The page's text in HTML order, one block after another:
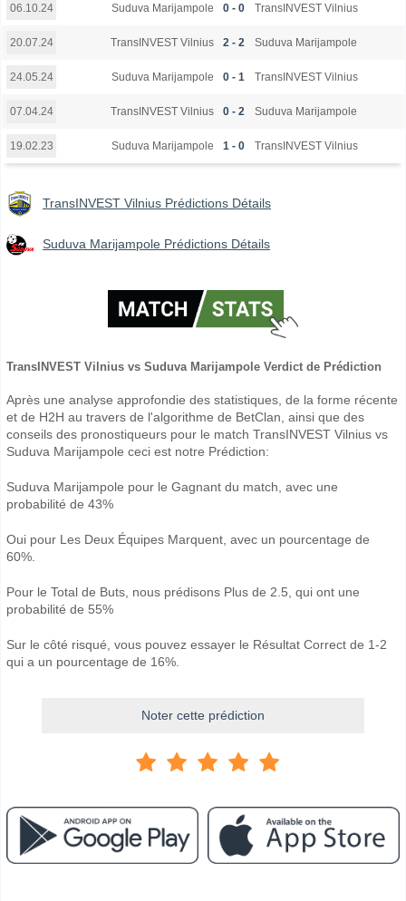
06.10.24 Suduva Marijampole 0 - 0 TransINVEST Vilnius
20.07.24 TransINVEST Vilnius 2 - 2 Suduva Marijampole
24.05.24 Suduva Marijampole 0 - 1 TransINVEST Vilnius
07.04.24 TransINVEST Vilnius 0 - 2 Suduva Marijampole
19.02.23 Suduva Marijampole 1 - 0 TransINVEST Vilnius
TransINVEST Vilnius Prédictions Détails
Suduva Marijampole Prédictions Détails
TransINVEST Vilnius vs Suduva Marijampole Verdict de Prédiction
Après une analyse approfondie des statistiques, de la forme récente
et de H2H au travers de l'algorithme de BetClan, ainsi que des
conseils des pronostiqueurs pour le match TransINVEST Vilnius vs
Suduva Marijampole ceci est notre Prédiction:
Suduva Marijampole pour le Gagnant du match, avec une
probabilité de 43%
Oui pour Les Deux Équipes Marquent, avec un pourcentage de
60%.
Pour le Total de Buts, nous prédisons Plus de 2.5, qui ont une
probabilité de 55%
Sur le côté risqué, vous pouvez essayer le Résultat Correct de 1-2
qui a un pourcentage de 16%.
Noter cette prédiction